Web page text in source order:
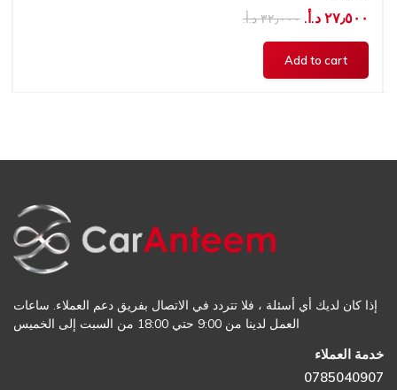
٣٢٫٠٠٠ د.أ.‏ ٢٧٫٥٠٠ د.أ.‏
إذا كان لديك أي أسئلة ، فلا تتردد في الاتصال بفريق دعم العملاء. ساعات
العمل لدينا من 9:00 حتي 18:00 من السبت إلى الخميس
خدمة العملاء
0785040907